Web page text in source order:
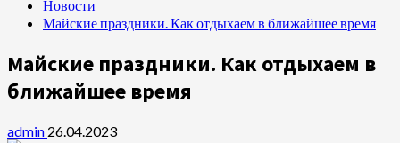
Новости
Майские праздники. Как отдыхаем в ближайшее время
Майские праздники. Как отдыхаем в
ближайшее время
admin 26.04.2023